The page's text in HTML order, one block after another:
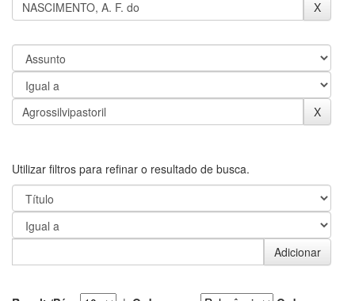
Utilizar filtros para refinar o resultado de busca.